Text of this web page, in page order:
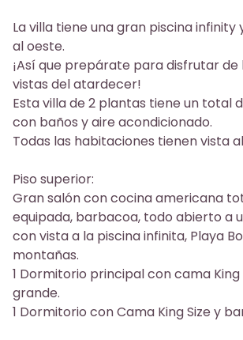
La villa tiene una gran piscina
al oeste.
¡Así que prepárate para disfrutar de
vistas del atardecer!
Esta villa de 2 plantas tiene un total
con baños y aire acondicionado.
Todas las habitaciones tienen vista
Piso superior:
Gran salón con cocina americana
equipada, barbacoa, todo abierto a
con vista a la piscina infinita, Playa
montañas.
1 Dormitorio principal con cama King
grande.
1 Dormitorio con Cama King Size y